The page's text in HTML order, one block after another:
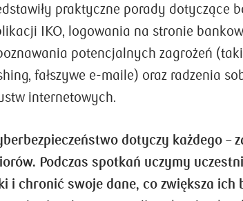
praktyczne porady dotyczące
IKO, logowania na stronie
potencjalnych zagrożeń
fałszywe e-maile) oraz radzenia
internetowych.
dotyczy każdego –
Podczas spotkań uczymy
i chronić swoje dane, co zwiększa ich